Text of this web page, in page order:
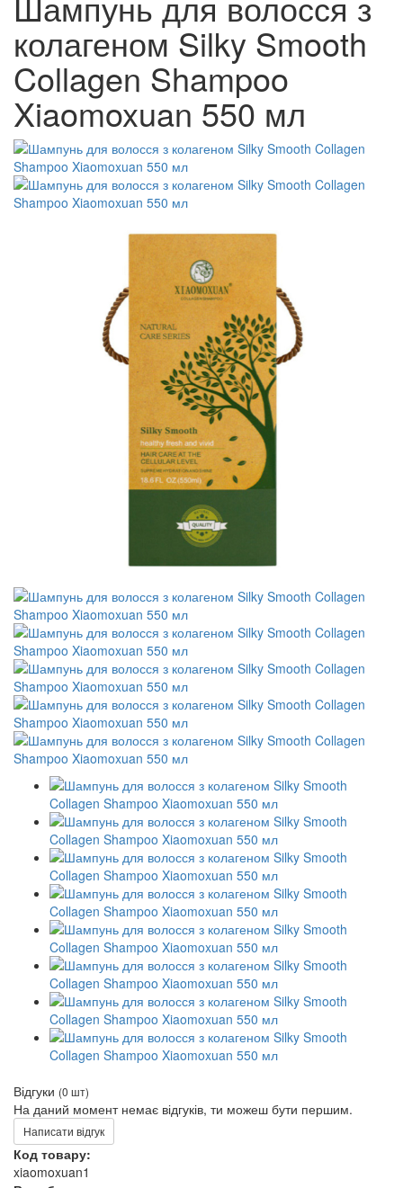
колагеном Silky Smooth
Collagen Shampoo
Xiaomoxuan 550 мл
Відгуки (0 шт)
На даний момент немає відгуків, ти можеш бути першим.
Написати відгук
Код товару:
xiaomoxuan1